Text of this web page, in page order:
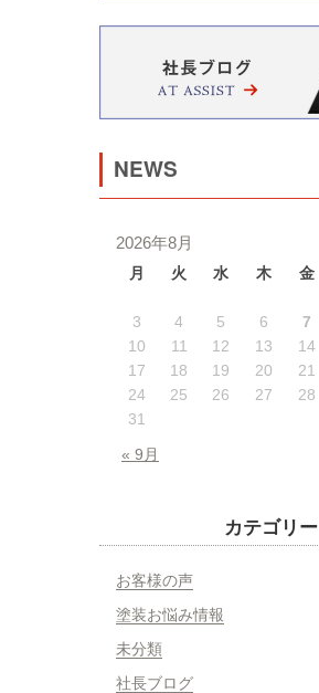
NEWS
2026年8月
月 火 水 木 金
« 9月
3
4 5 6 7
10
11 12 13 14
17
18 19 20 21
24
25 26 27 28
31
カテゴリー
お客様の声
塗装お悩み情報
未分類
社長ブログ